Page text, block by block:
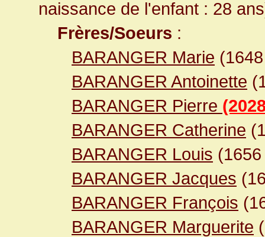
naissance de l'enfant : 28
Frères/Soeurs :
BARANGER Marie
BARANGER Antoinette
BARANGER Pierre
BARANGER Catherine
BARANGER Louis
BARANGER Jacques
BARANGER François
BARANGER Marguerite